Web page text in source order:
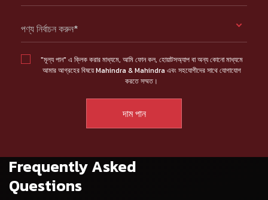
পণ্য নির্বাচন করুন*
"মূল্য পান" এ ক্লিক করার মাধ্যমে, আমি ফোন কল, হোয়াটসঅ্যাপ বা অন্য কোনো মাধ্যমে
আমার আগ্রহের বিষয়ে Mahindra & Mahindra এবং সহযোগীদের সাথে যোগাযোগ
করতে সম্মত।
Frequently Asked
Questions